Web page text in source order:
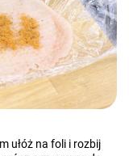
ułóż na foli i rozbij